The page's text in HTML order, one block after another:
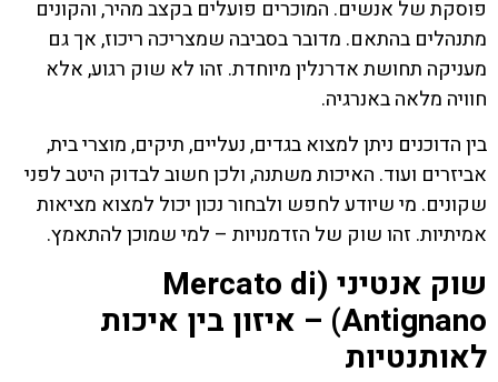
פוסקת של אנשים. המוכרים פועלים בקצב מהיר, והקונים
מתנהלים בהתאם. מדובר בסביבה שמצריכה ריכוז, אך גם
מעניקה תחושת אדרנלין מיוחדת. זהו לא שוק רגוע, אלא
חוויה מלאה באנרגיה.
בין הדוכנים ניתן למצוא בגדים, נעליים, תיקים, מוצרי בית,
אביזרים ועוד. האיכות משתנה, ולכן חשוב לבדוק היטב לפני
שקונים. מי שיודע לחפש ולבחור נכון יכול למצוא מציאות
אמיתיות. זהו שוק של הזדמנויות – למי שמוכן להתאמץ.
שוק אנטיני (Mercato di
Antignano) – איזון בין איכות
לאותנטיות